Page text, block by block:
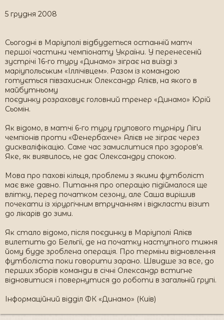
5 грудня 2008
Сьогодні в Маріуполі відбудеться останній матч
першої частини чемпіонату України. У перенесеній
зустрічі 16-го туру «Динамо» зіграє на виїзді з
маріупольським «Іллічівцем». Разом із командою
готується півзахисник Олександр Алієв, на якого в
майбутньому
поєдинку розраховує головний тренер «Динамо» Юрій
Сьомін.
Як відомо, в матчі 6-го туру групового турніру Ліги
чемпіонів проти «Фенербахче» Алієв не зіграє через
дискваліфікацію. Саме час замислитися про здоров'я.
Яке, як виявилось, не дає Олександру спокою.
Мова про пахові кільця, проблеми з якими футболіст
має вже давно. Питання про операцію підіймалося ще
влітку, перед початком сезону, але Саша вирішив
почекати із хірургічним втручанням і відкласти візит
до лікарів до зими.
Як стало відомо, після поєдинку в Маріуполі Алієв
вилетить до Бельгії, де на початку наступного тижня
йому буде зроблена операція. Про терміни відновлення
футболіста поки говорити зарано. Швидше за все, до
перших зборів команди в січні Олександр встигне
відновитися і повернутися до роботи в загальній групі.
Інформаційний відділ ФК «Динамо» (Київ)